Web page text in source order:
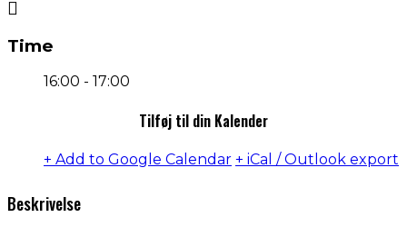
Time
16:00 - 17:00
Tilføj til din Kalender
+ Add to Google Calendar + iCal / Outlook export
Beskrivelse